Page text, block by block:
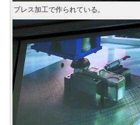
プレス加工で作られている。